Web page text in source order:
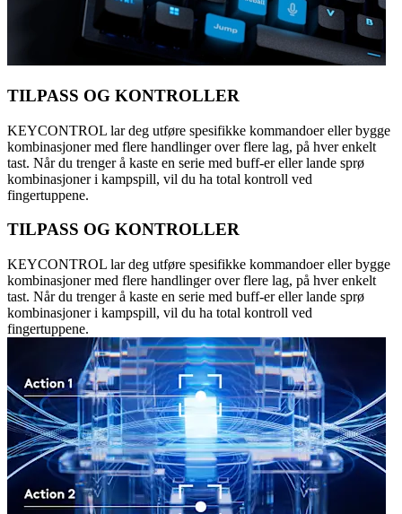
TILPASS OG KONTROLLER
KEYCONTROL lar deg utføre spesifikke kommandoer eller bygge
kombinasjoner med flere handlinger over flere lag, på hver enkelt
tast. Når du trenger å kaste en serie med buff-er eller lande sprø
kombinasjoner i kampspill, vil du ha total kontroll ved
fingertuppene.
TILPASS OG KONTROLLER
KEYCONTROL lar deg utføre spesifikke kommandoer eller bygge
kombinasjoner med flere handlinger over flere lag, på hver enkelt
tast. Når du trenger å kaste en serie med buff-er eller lande sprø
kombinasjoner i kampspill, vil du ha total kontroll ved
fingertuppene.